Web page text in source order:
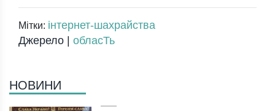
Мітки: інтернет-шахрайства
Джерело | обласТь
НОВИНИ